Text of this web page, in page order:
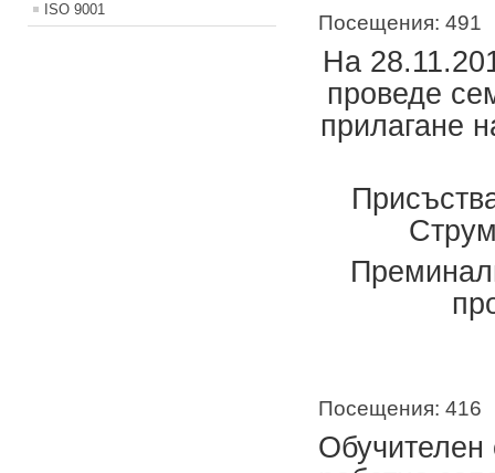
ISO 9001
Посещения: 491
На
проведе
прилагане
Посещения: 416